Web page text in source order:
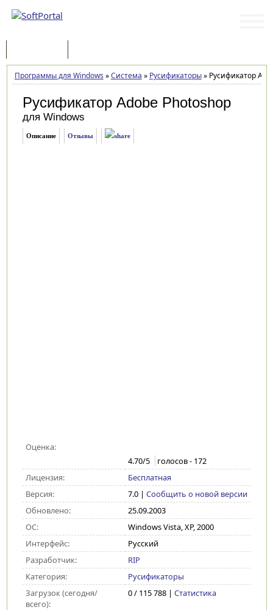
Программы для Windows »Система » Русификаторы»Русификатор
Русификатор Adobe Photoshop
для Windows
Описание Отзывы
Оценка:
4.70/5 голосов - 172
Лицензия:
Бесплатная
Версия:
7.0| Сообщить о новой версии
Обновлено:
25.09.2003
ОС:
Windows Vista, XP, 2000
Интерфейс:
Русский
Разработчик:
RIP
Категория:
Русификаторы
Загрузок (сегодня/
всего):
0 / 115 788 | Статистика